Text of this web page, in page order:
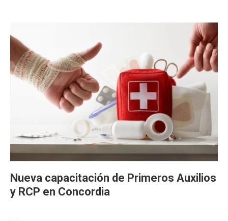
Nueva capacitación de Primeros Auxilios
y RCP en Concordia